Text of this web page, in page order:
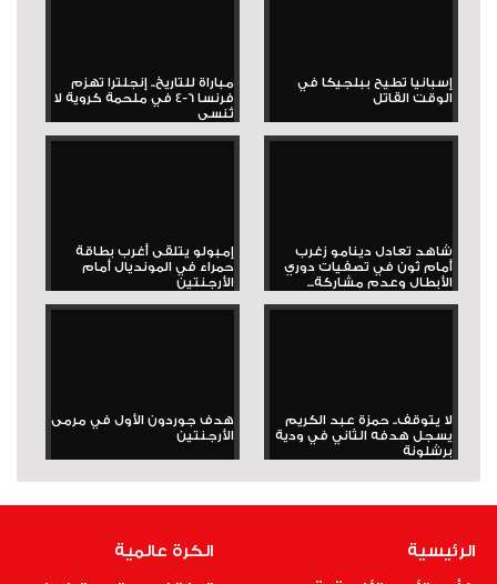
إسبانيا تطيح ببلجيكا في
الوقت القاتل
مباراة للتاريخ.. إنجلترا تهزم
فرنسا 6-4 في ملحمة كروية لا
تُنسى
شاهد تعادل دينامو زغرب
أمام ثون في تصفيات دوري
الأبطال وعدم مشاركة...
إمبولو يتلقى أغرب بطاقة
حمراء في المونديال أمام
الأرجنتين
لا يتوقف.. حمزة عبد الكريم
يسجل هدفه الثاني في ودية
برشلونة
هدف جوردون الأول في مرمى
الأرجنتين
الرئيسية
الكرة عالمية